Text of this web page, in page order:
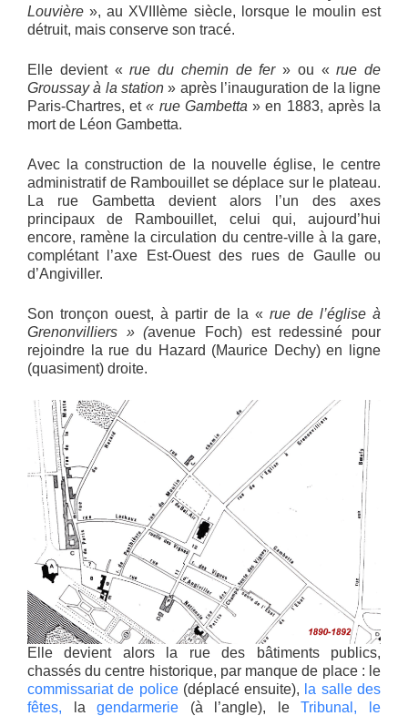
Louvière», au XVIIIème siècle, lorsque le moulin est
détruit, mais conserve son tracé.
Elle devient «rue du chemin de fer » ou «rue de
Groussay à la station» après l’inauguration de la ligne
Paris-Chartres, et« rue Gambetta» en 1883, après la
mort de Léon Gambetta.
Avec la construction de la nouvelle église, le centre
administratif de Rambouillet se déplace sur le plateau.
La rue Gambetta devient alors l’un des axes
principaux de Rambouillet, celui qui, aujourd’hui
encore, ramène la circulation du centre-ville à la gare,
complétant l’axe Est-Ouest des rues de Gaulle ou
d’Angiviller.
Son tronçon ouest, à partir de la « rue de l’église à
Grenonvilliers » (avenue Foch) est redessiné pour
rejoindre la rue du Hazard (Maurice Dechy) en ligne
(quasiment) droite.
Elle devient alors la rue des bâtiments publics,
chassés du centre historique, par manque de place : le
commissariat de police(déplacé ensuite), la salle des
fêtes, lagendarmerie (à l’angle), leTribunal,
le